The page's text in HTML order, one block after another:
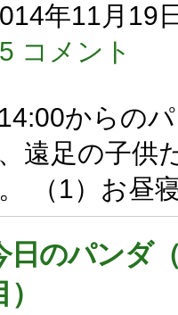
年11月19
コメント
からの
遠足の子供
（1）お昼
日のパンダ
）